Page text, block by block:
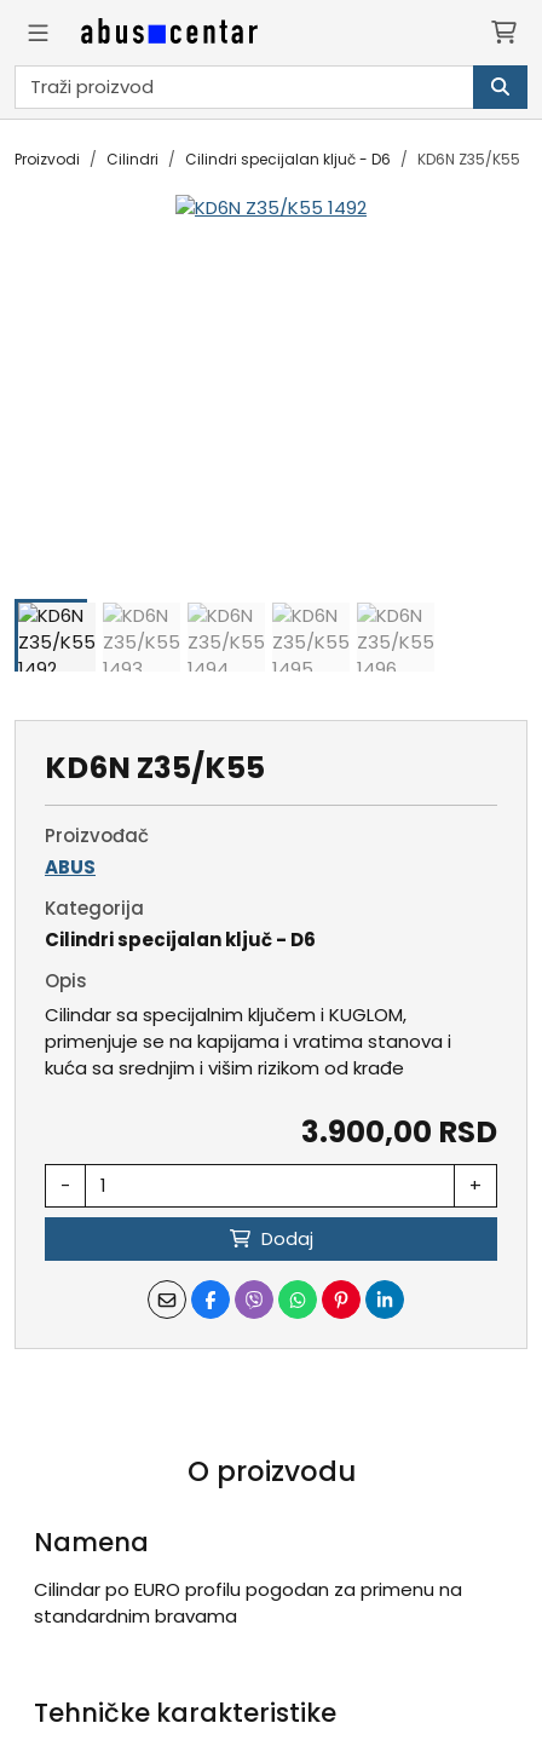
Proizvodi Cilindri Cilindri specijalan ključ - D6 KD6N Z35/K55
KD6N Z35/K55
Proizvođač
ABUS
Kategorija
Cilindri specijalan ključ - D6
Opis
Cilindar sa specijalnim ključem i KUGLOM,
primenjuje se na kapijama i vratima stanova i
kuća sa srednjim i višim rizikom od krađe
3.900,00 RSD
- +
Dodaj
O proizvodu
Namena
Cilindar po EURO profilu pogodan za primenu na
standardnim bravama
Tehničke karakteristike